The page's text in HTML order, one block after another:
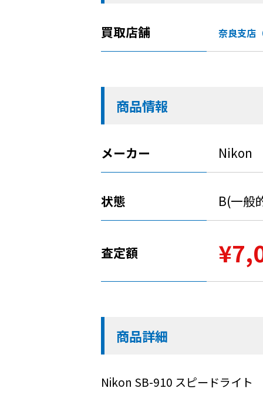
買取店舗 奈良支店
商品情報
メーカー Nikon
状態 B(一
査定額
商品詳細
Nikon SB-910 スピードライト